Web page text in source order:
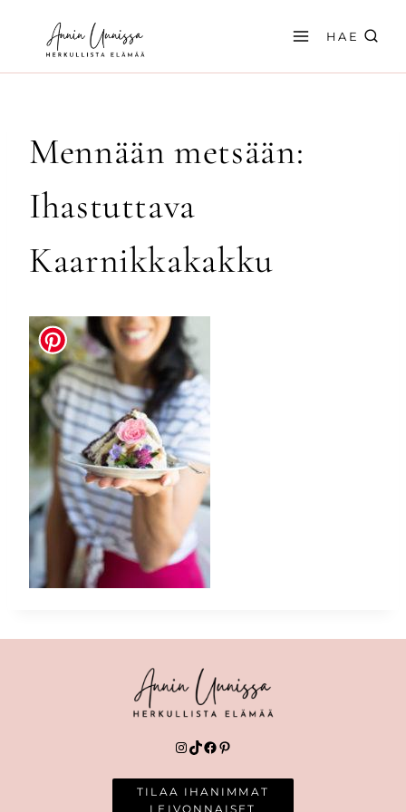
sisältöön
HAE
Mennään metsään:
Ihastuttava
Kaarnikkakakku
Instagram
TikTok
Facebook
Pinterest
TILAA IHANIMMAT
LEIVONNAISET